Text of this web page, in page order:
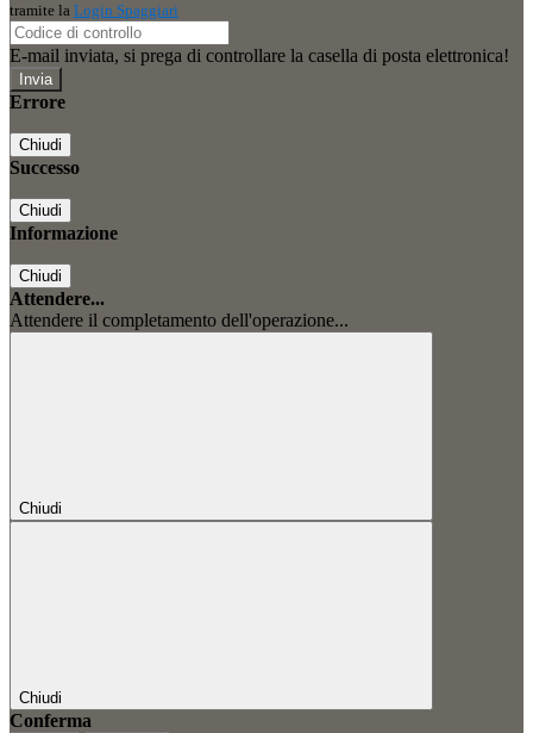
tramite la Login Spaggiari
E-mail inviata, si prega di controllare la casella di posta elettronica!
Errore
Chiudi
Successo
Chiudi
Informazione
Chiudi
Attendere...
Attendere il completamento dell'operazione...
Chiudi
Chiudi
Conferma